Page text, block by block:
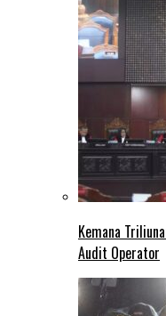
Kemana
Audit Operator